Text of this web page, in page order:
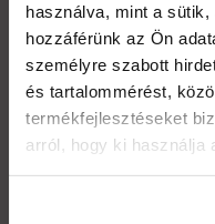
használva, mint a
hozzáférünk az Ön
személyre szabott
és tartalommérést,
termékfejlesztéseket
arról, hogy ki használja
Eladó házak
Eladó lakások